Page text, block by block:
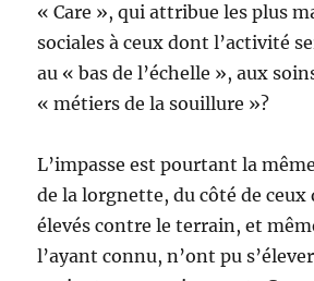
« Care », qui attribue les plus
sociales à ceux dont l’activité
au « bas de l’échelle », aux
« métiers de la souillure »?
L’impasse est pourtant la
de la lorgnette, du côté de ceux
élevés contre le terrain, et
l’ayant connu, n’ont pu